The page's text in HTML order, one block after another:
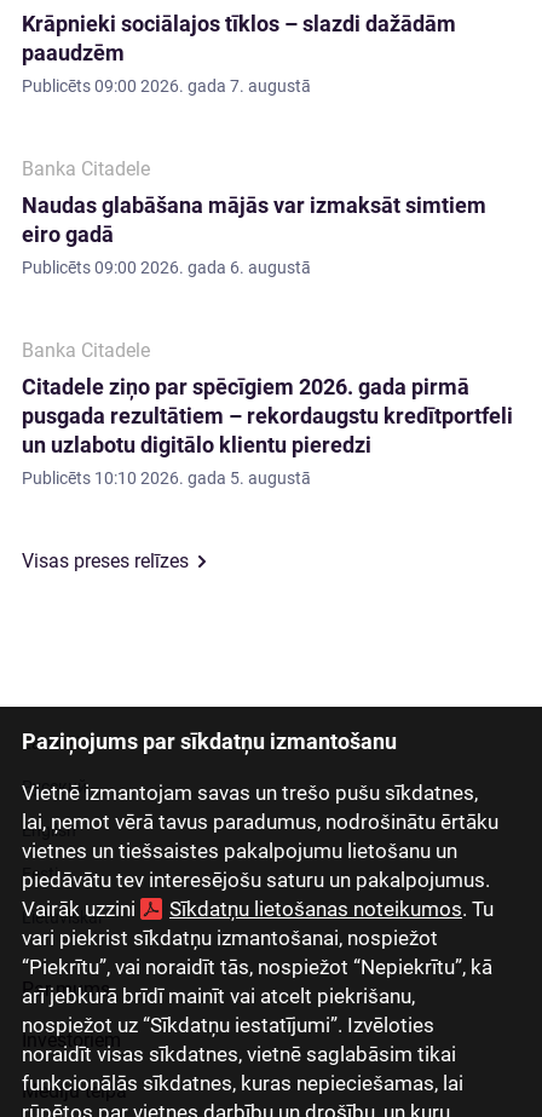
Paziņojums par sīkdatņu izmantošanu
Vietnē izmantojam savas un trešo pušu sīkdatnes,
lai, ņemot vērā tavus paradumus, nodrošinātu ērtāku
vietnes un tiešsaistes pakalpojumu lietošanu un
piedāvātu tev interesējošu saturu un pakalpojumus.
Vairāk uzzini
Sīkdatņu lietošanas noteikumos. Tu
vari piekrist sīkdatņu izmantošanai, nospiežot
“Piekrītu”, vai noraidīt tās, nospiežot “Nepiekrītu”, kā
arī jebkurā brīdī mainīt vai atcelt piekrišanu,
nospiežot uz “Sīkdatņu iestatījumi”. Izvēloties
noraidīt visas sīkdatnes, vietnē saglabāsim tikai
funkcionālās sīkdatnes, kuras nepieciešamas, lai
rūpētos par vietnes darbību un drošību, un kuru
Krāpnieki sociālajos tīklos – slazdi dažādām
paaudzēm
Publicēts09:00 2026. gada 7. augustā
Banka Citadele
Naudas glabāšana mājās var izmaksāt simtiem
eiro gadā
Publicēts09:00 2026. gada 6. augustā
Banka Citadele
Citadele ziņo par spēcīgiem 2026. gada pirmā
pusgada rezultātiem – rekordaugstu kredītportfeli
un uzlabotu digitālo klientu pieredzi
Publicēts 10:10 2026. gada 5. augustā
Visas preses relīzes
Latviski
Русский
English
Eesti
Lietuviškai
Par mums
Investoriem
Mediju telpa